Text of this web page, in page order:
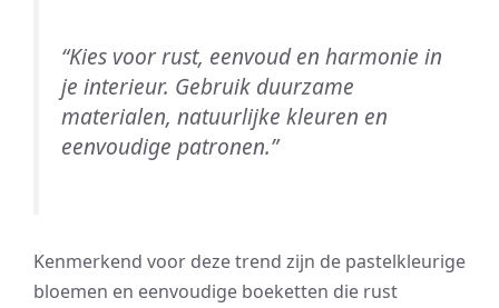
“Kies voor rust, eenvoud en harmonie in
je interieur. Gebruik duurzame
materialen, natuurlijke kleuren en
eenvoudige patronen.”
Kenmerkend voor deze trend zijn de pastelkleurige
bloemen en eenvoudige boeketten die rust